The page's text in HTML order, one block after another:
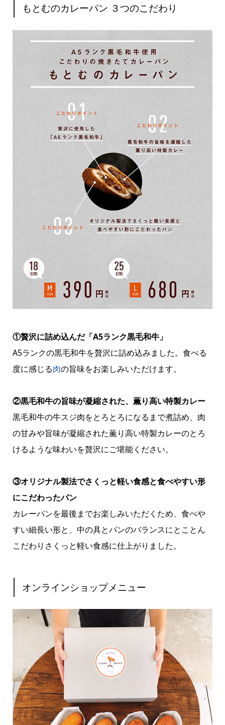
もとむのカレーパン ３つのこだわり
①贅沢に詰め込んだ「A5ランク黒毛和牛」
A5ランクの黒毛和牛を贅沢に詰め込みました。食べる
度に感じる肉の旨味をお楽しみいただけます。
②黒毛和牛の旨味が凝縮された、薫り高い特製カレー
黒毛和牛の牛スジ肉をとろとろになるまで煮詰め、肉
の甘みや旨味が凝縮された薫り高い特製カレーのとろ
けるような味わいを贅沢にご堪能ください。
③オリジナル製法でさくっと軽い食感と食べやすい形
にこだわったパン
カレーパンを最後までお楽しみいただくため、食べや
すい細長い形と、中の具とパンのバランスにとことん
こだわりさくっと軽い食感に仕上がりました。
オンラインショップメニュー